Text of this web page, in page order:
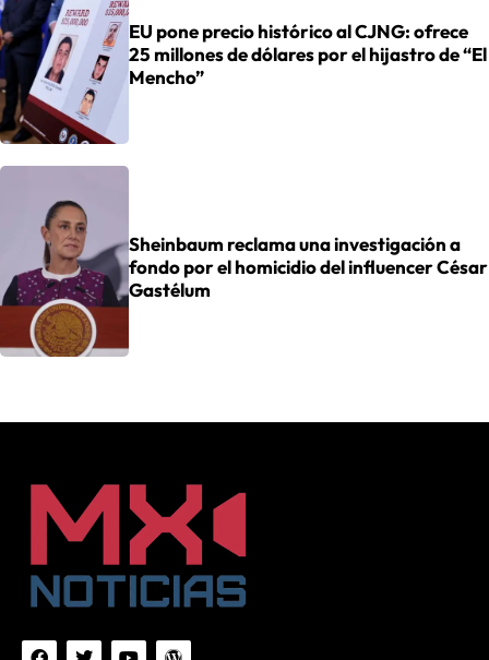
EU pone precio histórico al CJNG: ofrece
25 millones de dólares por el hijastro de “El
Mencho”
Sheinbaum reclama una investigación a
fondo por el homicidio del influencer César
Gastélum